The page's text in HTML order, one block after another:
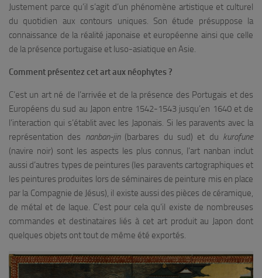
Justement parce qu’il s’agit d’un phénomène artistique et culturel
du quotidien aux contours uniques. Son étude présuppose la
connaissance de la réalité japonaise et européenne ainsi que celle
de la présence portugaise et luso-asiatique en Asie.
Comment présentez cet art aux néophytes ?
C’est un art né de l’arrivée et de la présence des Portugais et des
Européens du sud au Japon entre 1542-1543 jusqu’en 1640 et de
l’interaction qui s’établit avec les Japonais. Si les paravents avec la
représentation des nanban-jin(barbares du sud) et du kurofune
(navire noir) sont les aspects les plus connus, l’art nanban inclut
aussi d’autres types de peintures (les paravents cartographiques et
les peintures produites lors de séminaires de peinture mis en place
par la Compagnie de Jésus), il existe aussi des pièces de céramique,
de métal et de laque. C’est pour cela qu’il existe de nombreuses
commandes et destinataires liés à cet art produit au Japon dont
quelques objets ont tout de même été exportés.